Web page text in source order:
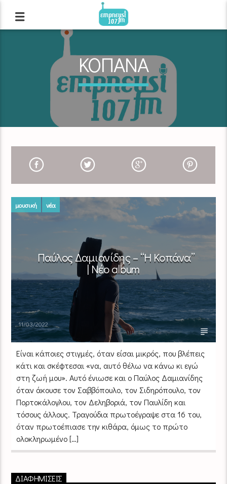
ΚΟΠΑΝΑ
μουσική νέα
Παύλος Δαμιανίδης – “Η Κοπάνα”
| Νέο album
11/03/2022
Είναι κάποιες στιγμές, όταν είσαι μικρός, που βλέπεις
κάτι και σκέφτεσαι «να, αυτό θέλω να κάνω κι εγώ
στη ζωή μου». Αυτό ένιωσε και ο Παύλος Δαμιανίδης
όταν άκουσε τον Σαββόπουλο, τον Σιδηρόπουλο, τον
Πορτοκάλογλου, τον Δεληβοριά, τον Παυλίδη και
τόσους άλλους. Τραγούδια πρωτοέγραψε στα 16 του,
όταν πρωτοέπιασε την κιθάρα, όμως το πρώτο
ολοκληρωμένο […]
ΔΙΑΦΗΜΙΣΕΙΣ